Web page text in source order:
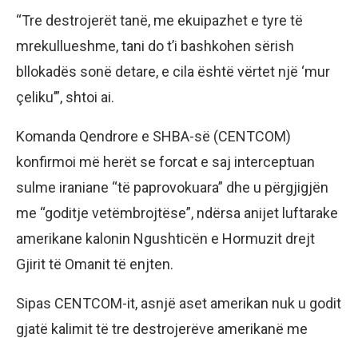
“Tre destrojerët tanë, me ekuipazhet e tyre të
mrekullueshme, tani do t’i bashkohen sërish
bllokadës sonë detare, e cila është vërtet një ‘mur
çeliku’”, shtoi ai.
Komanda Qendrore e SHBA-së (CENTCOM)
konfirmoi më herët se forcat e saj interceptuan
sulme iraniane “të paprovokuara” dhe u përgjigjën
me “goditje vetëmbrojtëse”, ndërsa anijet luftarake
amerikane kalonin Ngushticën e Hormuzit drejt
Gjirit të Omanit të enjten.
Sipas CENTCOM-it, asnjë aset amerikan nuk u godit
gjatë kalimit të tre destrojerëve amerikanë me